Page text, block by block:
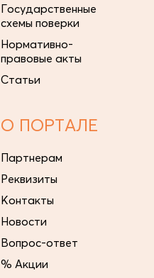
Государственные
схемы поверки
Нормативно-
правовые акты
Статьи
О ПОРТАЛЕ
Партнерам
Реквизиты
Контакты
Новости
Вопрос-ответ
% Акции